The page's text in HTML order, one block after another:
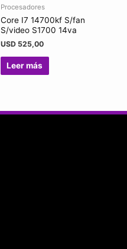
Procesadores
Core I7 14700kf S/fan
S/video S1700 14va
USD 525,00
Leer más